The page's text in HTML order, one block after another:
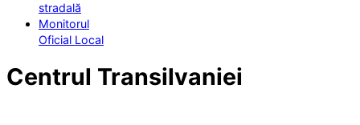
stradală
Monitorul
Oficial Local
Centrul Transilvaniei